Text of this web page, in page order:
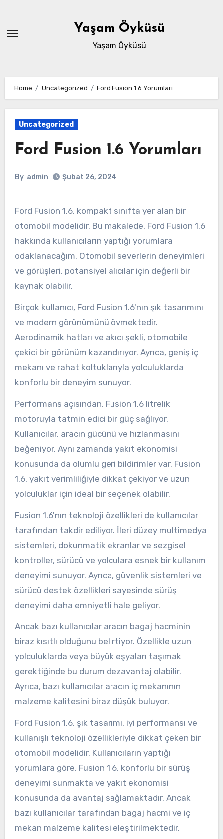
content
Yaşam Öyküsü
Yaşam Öyküsü
Home Uncategorized Ford Fusion 1.6 Yorumları
Uncategorized
Ford Fusion 1.6 Yorumları
By admin Şubat 26, 2024
Ford Fusion 1.6, kompakt sınıfta yer alan bir
otomobil modelidir. Bu makalede, Ford Fusion 1.6
hakkında kullanıcıların yaptığı yorumlara
odaklanacağım. Otomobil severlerin deneyimleri
ve görüşleri, potansiyel alıcılar için değerli bir
kaynak olabilir.
Birçok kullanıcı, Ford Fusion 1.6'nın şık tasarımını
ve modern görünümünü övmektedir.
Aerodinamik hatları ve akıcı şekli, otomobile
çekici bir görünüm kazandırıyor. Ayrıca, geniş iç
mekanı ve rahat koltuklarıyla yolculuklarda
konforlu bir deneyim sunuyor.
Performans açısından, Fusion 1.6 litrelik
motoruyla tatmin edici bir güç sağlıyor.
Kullanıcılar, aracın gücünü ve hızlanmasını
beğeniyor. Aynı zamanda yakıt ekonomisi
konusunda da olumlu geri bildirimler var. Fusion
1.6, yakıt verimliliğiyle dikkat çekiyor ve uzun
yolculuklar için ideal bir seçenek olabilir.
Fusion 1.6'nın teknoloji özellikleri de kullanıcılar
tarafından takdir ediliyor. İleri düzey multimedya
sistemleri, dokunmatik ekranlar ve sezgisel
kontroller, sürücü ve yolculara esnek bir kullanım
deneyimi sunuyor. Ayrıca, güvenlik sistemleri ve
sürücü destek özellikleri sayesinde sürüş
deneyimi daha emniyetli hale geliyor.
Ancak bazı kullanıcılar aracın bagaj hacminin
biraz kısıtlı olduğunu belirtiyor. Özellikle uzun
yolculuklarda veya büyük eşyaları taşımak
gerektiğinde bu durum dezavantaj olabilir.
Ayrıca, bazı kullanıcılar aracın iç mekanının
malzeme kalitesini biraz düşük buluyor.
Ford Fusion 1.6, şık tasarımı, iyi performansı ve
kullanışlı teknoloji özellikleriyle dikkat çeken bir
otomobil modelidir. Kullanıcıların yaptığı
yorumlara göre, Fusion 1.6, konforlu bir sürüş
deneyimi sunmakta ve yakıt ekonomisi
konusunda da avantaj sağlamaktadır. Ancak
bazı kullanıcılar tarafından bagaj hacmi ve iç
mekan malzeme kalitesi eleştirilmektedir.